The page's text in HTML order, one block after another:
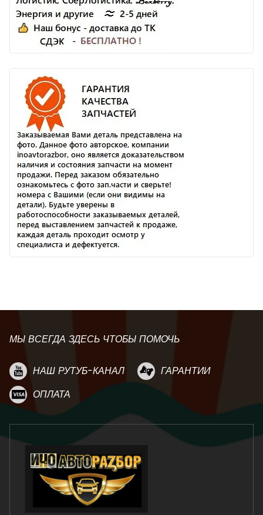
МЫ ВСЕГДА ЗДЕСЬ ЧТОБЫ ПОМОЧЬ
НАШ РУТУБ-КАНАЛ
ГАРАНТИИ
ОПЛАТА